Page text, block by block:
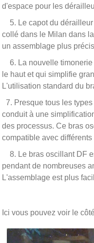
d'espace pour les
5. Le capot du dérailleur
collé dans le Milan dans
un assemblage plus
6. La nouvelle timonerie
le haut et qui simplifie
L'utilisation standard du
7. Presque tous les
conduit à une
des processus. Ce bras
compatible avec
8. Le bras oscillant DF
pendant de nombreuses
L'assemblage est plus
Ici vous pouvez voir le